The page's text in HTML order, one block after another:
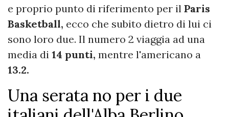
e proprio punto di riferimento per il Paris
Basketball, ecco che subito dietro di lui ci
sono loro due. Il numero 2 viaggia ad una
media di 14 punti, mentre l'americano a
13.2.
Una serata no per i due